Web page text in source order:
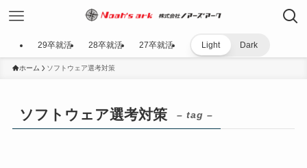
29卒就活 28卒就活 27卒就活 Light Dark
ホーム ソフトウェア選考対策
ソフトウェア選考対策 – tag –